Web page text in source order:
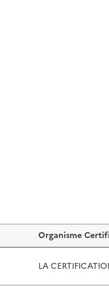
Organisme
LA